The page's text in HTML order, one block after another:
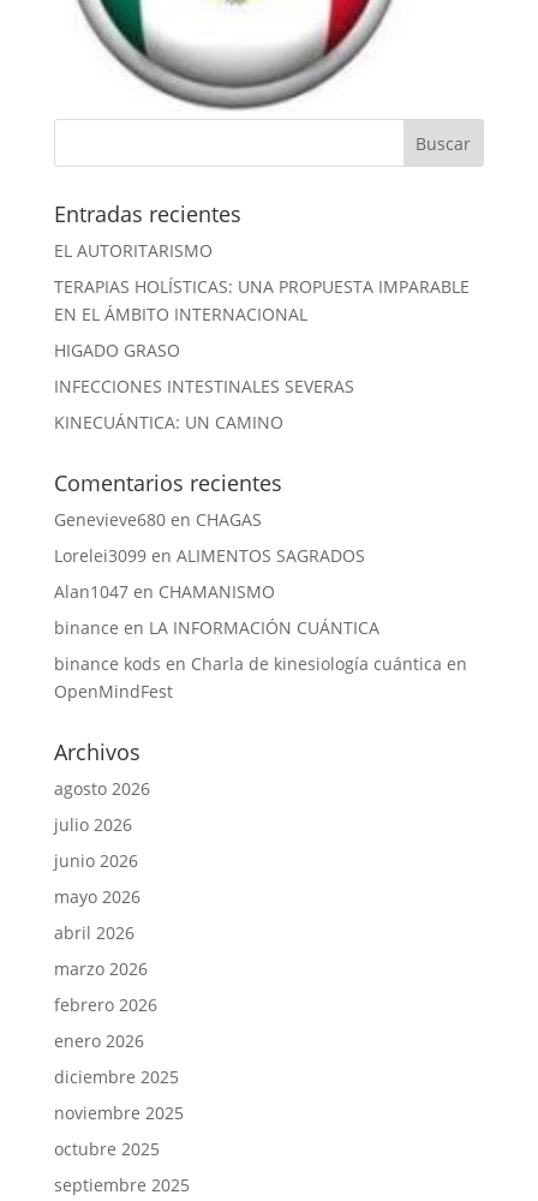
Entradas recientes
EL AUTORITARISMO
TERAPIAS HOLÍSTICAS: UNA PROPUESTA IMPARABLE
EN EL ÁMBITO INTERNACIONAL
HIGADO GRASO
INFECCIONES INTESTINALES SEVERAS
KINECUÁNTICA: UN CAMINO
Comentarios recientes
Genevieve680en CHAGAS
Lorelei3099en ALIMENTOS SAGRADOS
Alan1047en CHAMANISMO
binance en LA INFORMACIÓN CUÁNTICA
binance kods en Charla de kinesiología cuántica en
OpenMindFest
Archivos
agosto 2026
julio 2026
junio 2026
mayo 2026
abril 2026
marzo 2026
febrero 2026
enero 2026
diciembre 2025
noviembre 2025
octubre 2025
septiembre 2025